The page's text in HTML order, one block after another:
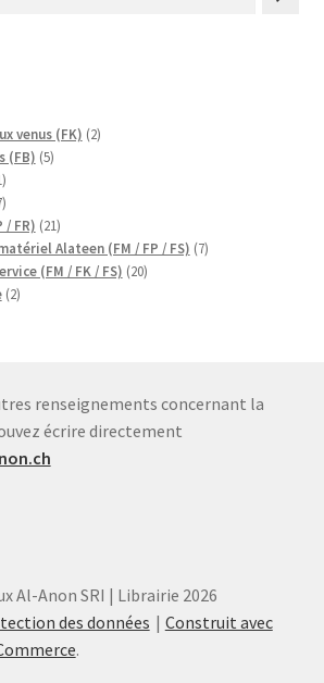
venus (FK) 22
(FB) 55
11
produits
7
produits
/ FR) 2121
produits
Alateen (FM / FP / FS) 77
(FM / FK / FS) 2020
22
renseignements concernant la
écrire directement
Al-Anon SRI | Librairie 2026
des données
Construit avec
.